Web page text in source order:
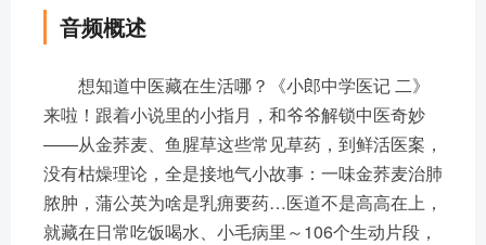
音频概述
想知道中医藏在生活哪？《小郎中学医记 二》
来啦！跟着小说里的小指月，和爷爷解锁中医奇妙
——从金荞麦、鱼腥草这些常见草药，到鲜活医案，
没有枯燥理论，全是接地气小故事：一味金荞麦治肺
脓肿，蒲公英为啥是乳痈要药…医道不是高高在上，
就藏在日常吃饭喝水、小毛病里～106个生动片段，